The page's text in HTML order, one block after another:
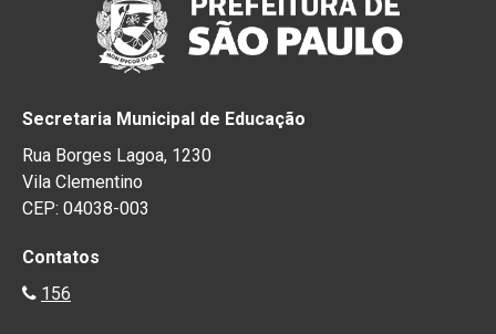
Secretaria Municipal de Educação
Rua Borges Lagoa, 1230
Vila Clementino
CEP: 04038-003
Contatos
156